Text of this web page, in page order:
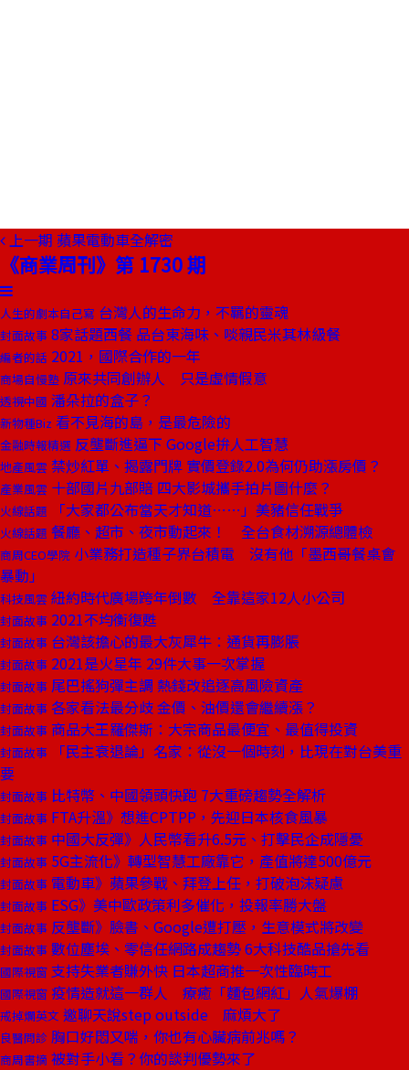
上一期 蘋果電動車全解密
《商業周刊》第 1730 期
人生的劇本自己寫 台灣人的生命力，不羈的靈魂
封面故事 8家話題西餐 品台東海味、啖親民米其林級餐
編者的話 2021，國際合作的一年
商場自慢塾 原來共同創辦人 只是虛情假意
透視中國 潘朵拉的盒子？
新物種Biz 看不見海的島，是最危險的
金融時報精選 反壟斷進逼下 Google拚人工智慧
地產風雲 禁炒紅單、揭露門牌 實價登錄2.0為何仍助漲房價？
產業風雲 十部國片九部賠 四大影城攜手拍片圖什麼？
火線話題 「大家都公布當天才知道⋯⋯」美豬信任戰爭
火線話題 餐廳、超市、夜市動起來！ 全台食材溯源總體檢
商周CEO學院 小業務打造種子界台積電 沒有他「墨西哥餐桌會
暴動」
科技風雲 紐約時代廣場跨年倒數 全靠這家12人小公司
封面故事 2021不均衡復甦
封面故事 台灣該擔心的最大灰犀牛：通貨再膨脹
封面故事 2021是火星年 29件大事一次掌握
封面故事 尾巴搖狗彈主調 熱錢改追逐高風險資產
封面故事 各家看法最分歧 金價、油價還會繼續漲？
封面故事 商品大王羅傑斯：大宗商品最便宜、最值得投資
封面故事
「民主衰退論」名家：從沒一個時刻，比現在對台美重
要
封面故事 比特幣、中國領頭快跑 7大重磅趨勢全解析
封面故事 FTA升溫》想進CPTPP，先迎日本核食風暴
封面故事 中國大反彈》人民幣看升6.5元、打擊民企成隱憂
封面故事 5G主流化》轉型智慧工廠靠它，產值將達500億元
封面故事 電動車》蘋果參戰、拜登上任，打破泡沫疑慮
封面故事 ESG》美中歐政策利多催化，投報率勝大盤
封面故事 反壟斷》臉書、Google遭打壓，生意模式將改變
封面故事 數位塵埃、零信任網路成趨勢 6大科技酷品搶先看
國際視窗 支持失業者賺外快 日本超商推一次性臨時工
國際視窗 疫情造就這一群人 療癒「麵包網紅」人氣爆棚
戒掉爛英文 邀聊天說step outside 麻煩大了
良醫問診 胸口好悶又喘，你也有心臟病前兆嗎？
商周書摘 被對手小看？你的談判優勢來了